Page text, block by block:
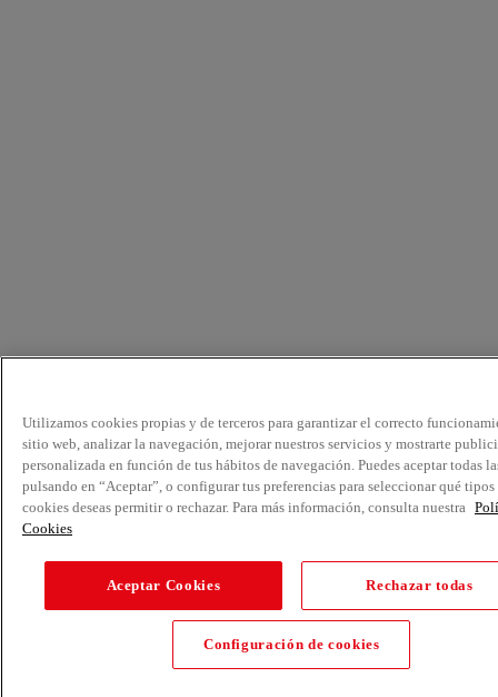
Utilizamos cookies propias y de terceros para garantizar el correcto
sitio web, analizar la navegación, mejorar nuestros servicios y mostrarte
personalizada en función de tus hábitos de navegación. Puedes aceptar todas
pulsando en “Aceptar”, o configurar tus preferencias para seleccionar qué tipos
cookies deseas permitir o rechazar. Para más información, consulta nuestra
Cookies
Aceptar Cookies Rechazar todas
Configuración de cookies